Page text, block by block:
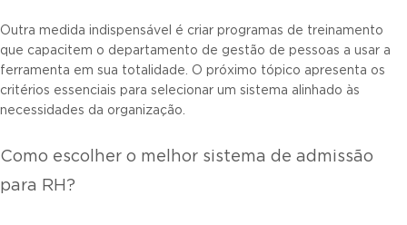
Outra medida indispensável é criar programas de treinamento
que capacitem o departamento de gestão de pessoas a usar a
ferramenta em sua totalidade. O próximo tópico apresenta os
critérios essenciais para selecionar um sistema alinhado às
necessidades da organização.
Como escolher o melhor sistema de admissão
para RH?